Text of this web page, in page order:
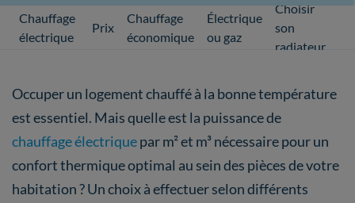
Chauffage
électrique
Prix
Chauffage
économique
Électrique
ou gaz
Choisir
son
radiateur
Occuper un logement chauffé à la bonne température
est essentiel. Mais quelle est la puissance de
chauffage électriquepar m² et m³ nécessaire pour un
confort thermique optimal au sein des pièces de votre
habitation ? Un choix à effectuer selon différents